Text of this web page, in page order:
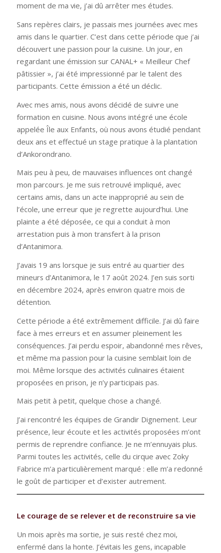
moment de ma vie, j’ai dû arrêter mes études.
Sans repères clairs, je passais mes journées avec mes
amis dans le quartier. C’est dans cette période que j’ai
découvert une passion pour la cuisine. Un jour, en
regardant une émission sur CANAL+ « Meilleur Chef
pâtissier », j’ai été impressionné par le talent des
participants. Cette émission a été un déclic.
Avec mes amis, nous avons décidé de suivre une
formation en cuisine. Nous avons intégré une école
appelée Île aux Enfants, où nous avons étudié pendant
deux ans et effectué un stage pratique à la plantation
d’Ankorondrano.
Mais peu à peu, de mauvaises influences ont changé
mon parcours. Je me suis retrouvé impliqué, avec
certains amis, dans un acte inapproprié au sein de
l’école, une erreur que je regrette aujourd’hui. Une
plainte a été déposée, ce qui a conduit à mon
arrestation puis à mon transfert à la prison
d’Antanimora.
J’avais 19 ans lorsque je suis entré au quartier des
mineurs d’Antanimora, le 17 août 2024. J’en suis sorti
en décembre 2024, après environ quatre mois de
détention.
Cette période a été extrêmement difficile. J’ai dû faire
face à mes erreurs et en assumer pleinement les
conséquences. J’ai perdu espoir, abandonné mes rêves,
et même ma passion pour la cuisine semblait loin de
moi. Même lorsque des activités culinaires étaient
proposées en prison, je n’y participais pas.
Mais petit à petit, quelque chose a changé.
J’ai rencontré les équipes de Grandir Dignement. Leur
présence, leur écoute et les activités proposées m’ont
permis de reprendre confiance. Je ne m’ennuyais plus.
Parmi toutes les activités, celle du cirque avec Zoky
Fabrice m’a particulièrement marqué : elle m’a redonné
le goût de participer et d’exister autrement.
Le courage de se relever et de reconstruire sa vie
Un mois après ma sortie, je suis resté chez moi,
enfermé dans la honte. J’évitais les gens, incapable